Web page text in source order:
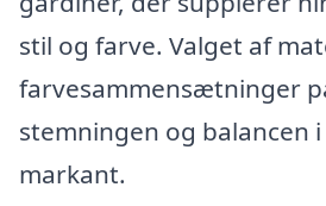
stil og farve. Valget af
farvesammensætninger
stemningen og balancen
markant.